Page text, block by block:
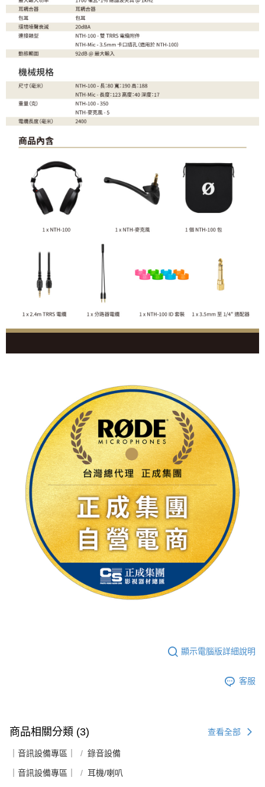
顯示電腦版詳細說明
客服
商品相關分類 (3) 查看全部
｜音訊設備專區｜ 錄音設備
｜音訊設備專區｜ 耳機/喇叭